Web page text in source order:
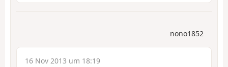
nono1852
16 Nov 2013 um 18:19